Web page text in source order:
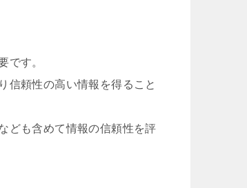
です。
信頼性の高い情報を得ること
ども含めて情報の信頼性を評